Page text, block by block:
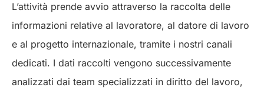
L’attività prende avvio attraverso la raccolta delle
informazioni relative al lavoratore, al datore di lavoro
e al progetto internazionale, tramite i nostri canali
dedicati. I dati raccolti vengono successivamente
analizzati dai team specializzati in diritto del lavoro,